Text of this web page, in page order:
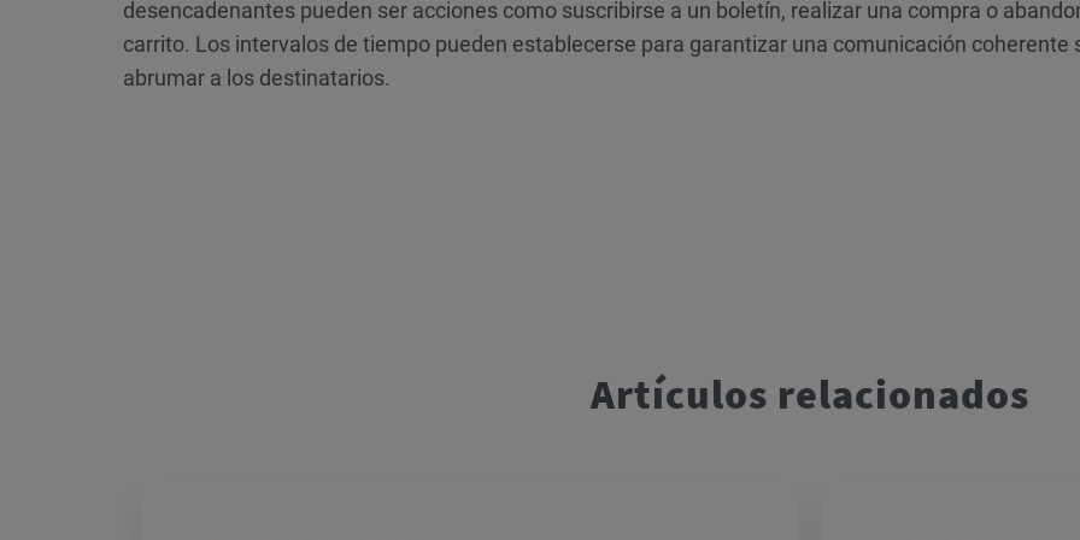
desencadenantes pueden ser acciones como suscribirse a un boletín, realizar una compra o
carrito. Los intervalos de tiempo pueden establecerse para garantizar una comunicación coherente
abrumar a los destinatarios.
Artículos relacionados